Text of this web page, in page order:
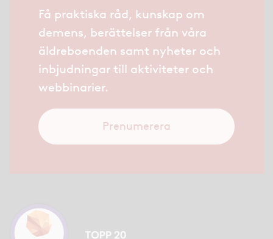
Få praktiska råd, kunskap om
demens, berättelser från våra
äldreboenden samt nyheter och
inbjudningar till aktiviteter och
webbinarier.
Prenumerera